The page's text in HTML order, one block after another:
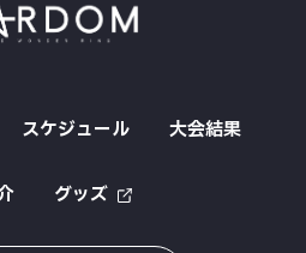
スケジュール 大会結果
グッズ